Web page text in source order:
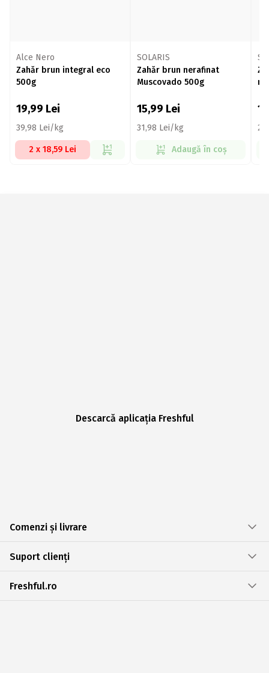
Alce Nero
Zahăr brun integral eco
500g
19,99 Lei
39,98 Lei/kg
2 x 18,59 Lei
SOLARIS
Zahăr brun nerafinat
Muscovado 500g
15,99 Lei
31,98 Lei/kg
Adaugă în coș
Descarcă aplicația Freshful
Comenzi și livrare
Suport clienți
Freshful.ro